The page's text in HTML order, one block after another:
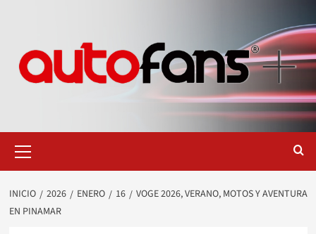
primario
INICIO 2026 ENERO 16
VOGE 2026, VERANO, MOTOS Y AVENTURA
EN PINAMAR